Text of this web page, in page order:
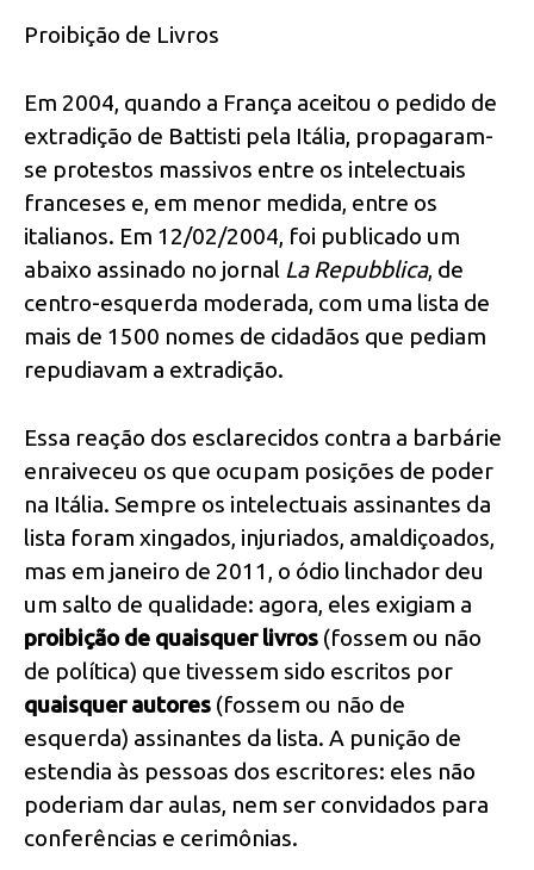
Proibição de Livros
Em 2004, quando a França aceitou o pedido de
extradição de Battisti pela Itália, propagaram-
se protestos massivos entre os intelectuais
franceses e, em menor medida, entre os
italianos. Em 12/02/2004, foi publicado um
abaixo assinado no jornal La Repubblica, de
centro-esquerda moderada, com uma lista de
mais de 1500 nomes de cidadãos que pediam
repudiavam a extradição.
Essa reação dos esclarecidos contra a barbárie
enraiveceu os que ocupam posições de poder
na Itália. Sempre os intelectuais assinantes da
lista foram xingados, injuriados, amaldiçoados,
mas em janeiro de 2011, o ódio linchador deu
um salto de qualidade: agora, eles exigiam a
proibição de quaisquer livros (fossem ou não
de política) que tivessem sido escritos por
quaisquer autores (fossem ou não de
esquerda) assinantes da lista. A punição de
estendia às pessoas dos escritores: eles não
poderiam dar aulas, nem ser convidados para
conferências e cerimônias.